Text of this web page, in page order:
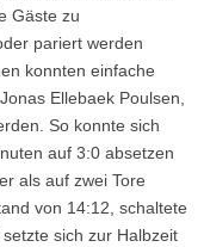
Gäste zu
pariert werden
konnten einfache
Ellebaek Poulsen,
So konnte sich
auf 3:0 absetzen
als auf zwei Tore
von 14:12, schaltete
sich zur Halbzeit